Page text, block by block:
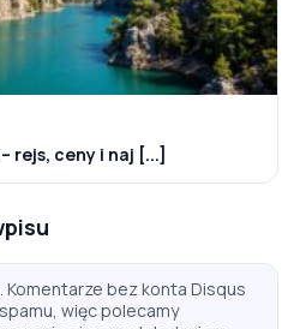
rejs, ceny i naj [...]
Komentarze bez konta Disqus
więc polecamy